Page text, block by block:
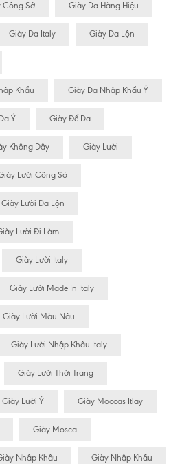
Công Sở Giày Da Hàng Hiệu
Giày Da Italy Giày Da Lộn
Khẩu Giày Da Nhập Khẩu Ý
Ý Giày Đế Da
Không Dây Giày Lười
Lười Công Sỏ
Giày Lười Da Lộn
Lười Đi Làm
Giày Lười Italy
Giày Lười Made In Italy
Giày Lười Màu Nâu
Giày Lười Nhập Khẩu Italy
Giày Lười Thời Trang
Giày Lười Ý Giày Moccas Itlay
Giày Mosca
Nhâp Khẩu Giày Nhập Khẩu